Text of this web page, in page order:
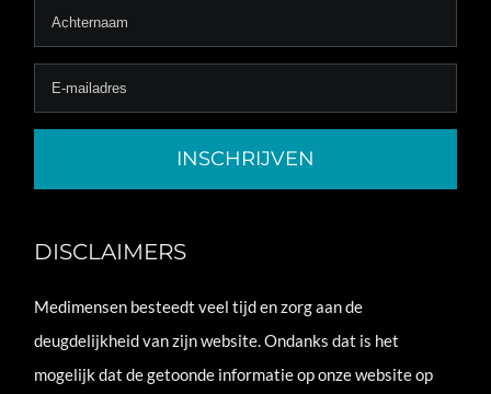
DISCLAIMERS
Medimensen besteedt veel tijd en zorg aan de
deugdelijkheid van zijn website. Ondanks dat is het
mogelijk dat de getoonde informatie op onze website op